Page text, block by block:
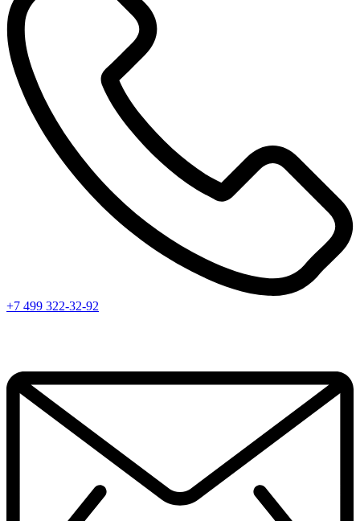
+7 499 322-32-92